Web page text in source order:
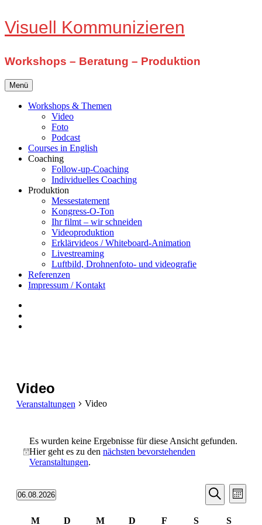
Zum
Inhalt
Visuell Kommunizieren
Workshops – Beratung – Produktion
Menü
Workshops & Themen
Video
Foto
Podcast
Courses in English
Coaching
Follow-up-Coaching
Individuelles Coaching
Produktion
Messestatement
Kongress-O-Ton
Ihr filmt – wir schneiden
Videoproduktion
Erklärvideos / Whiteboard-Animation
Livestreaming
Luftbild, Drohnenfoto- und videografie
Referenzen
Impressum / Kontakt
Video
Veranstaltungen Video
Hinweis
Es wurden keine Ergebnisse für diese Ansicht gefunden.
Hier geht es zu den nächsten bevorstehenden
Veranstaltungen.
Suche
Suche
Monat
06.08.2026
wählen.
Kalender
M
D
M
D
F
S
S